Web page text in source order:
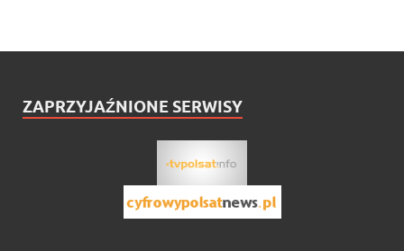
ZAPRZYJAŹNIONE SERWISY